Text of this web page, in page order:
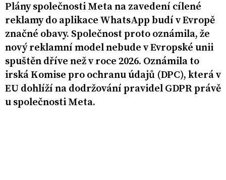
Plány společnosti Meta na zavedení cílené
reklamy do aplikace WhatsApp budí v Evropě
značné obavy. Společnost proto oznámila, že
nový reklamní model nebude v Evropské unii
spuštěn dříve než v roce 2026. Oznámila to
irská Komise pro ochranu údajů (DPC), která v
EU dohlíží na dodržování pravidel GDPR právě
u společnosti Meta.